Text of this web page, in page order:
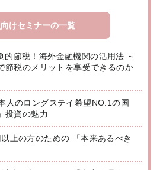
けセミナーの一覧
節税！海外金融機関の活用法 ～
節税のメリットを享受できるのか
人のロングステイ希望NO.1の国
投資の魅力
上の方のための 「本来あるべき